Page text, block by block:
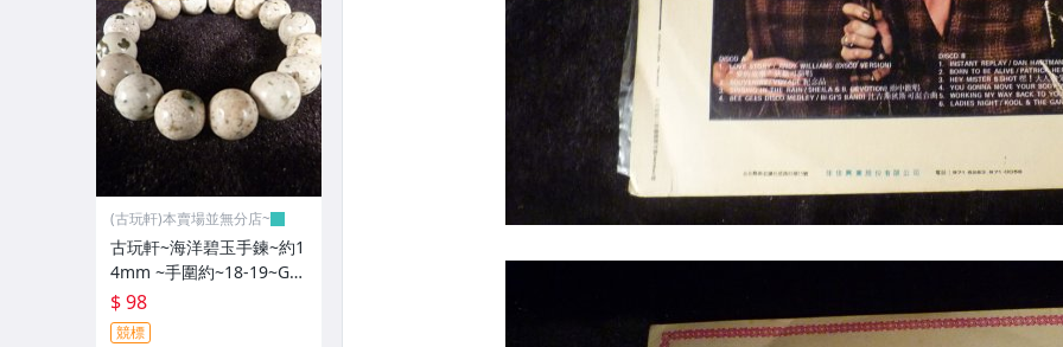
(古玩軒)本賣場並無分店~
古玩軒~海洋碧玉手鍊~約1
4mm ~手圍約~18-19~GG
G96
$ 98
競標